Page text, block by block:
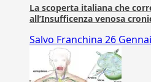
La scoperta italiana che
all’Insufficenza venosa
Salvo Franchina 26